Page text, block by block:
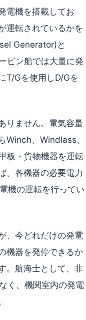
電機を搭載してお
運転されているかを
Generator)と
ビン船では大量に発
T/Gを使用しD/Gを
りません。電気容量
Winch、Windlass、
板・貨物機器を運転
、各機器の必要電力
機の運転を行ってい
、今どれだけの発電
機器を発停できるか
。航海士として、非
く、機関室内の発電